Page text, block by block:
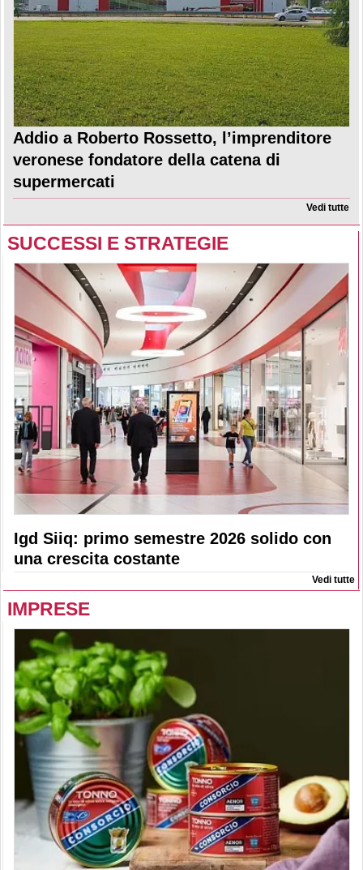
Addio a Roberto Rossetto, l’imprenditore
veronese fondatore della catena di
supermercati
Vedi tutte
SUCCESSI E STRATEGIE
Igd Siiq: primo semestre 2026 solido con
una crescita costante
Vedi tutte
IMPRESE